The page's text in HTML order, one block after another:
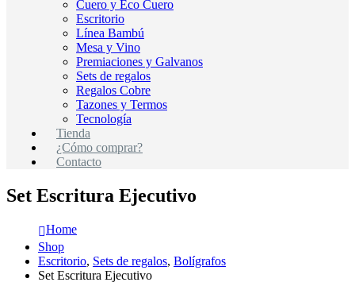
Cuero y Eco Cuero
Escritorio
Línea Bambú
Mesa y Vino
Premiaciones y Galvanos
Sets de regalos
Regalos Cobre
Tazones y Termos
Tecnología
Tienda
¿Cómo comprar?
Contacto
Set Escritura Ejecutivo
Home
Shop
Escritorio, Sets de regalos, Bolígrafos
Set Escritura Ejecutivo